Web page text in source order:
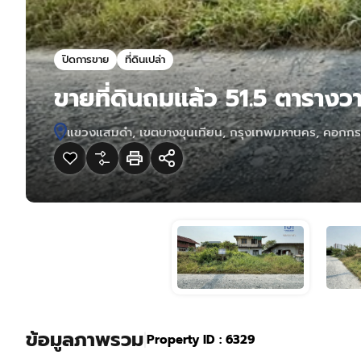
ปิดการขาย ที่ดินเปล่า
ขายที่ดินถมแล้ว 51.5 ตาราง
แขวงแสมดำ, เขตบางขุนเทียน, กรุงเทพมหานคร, คอกกร
ข้อมูลภาพรวมProperty ID : 6329